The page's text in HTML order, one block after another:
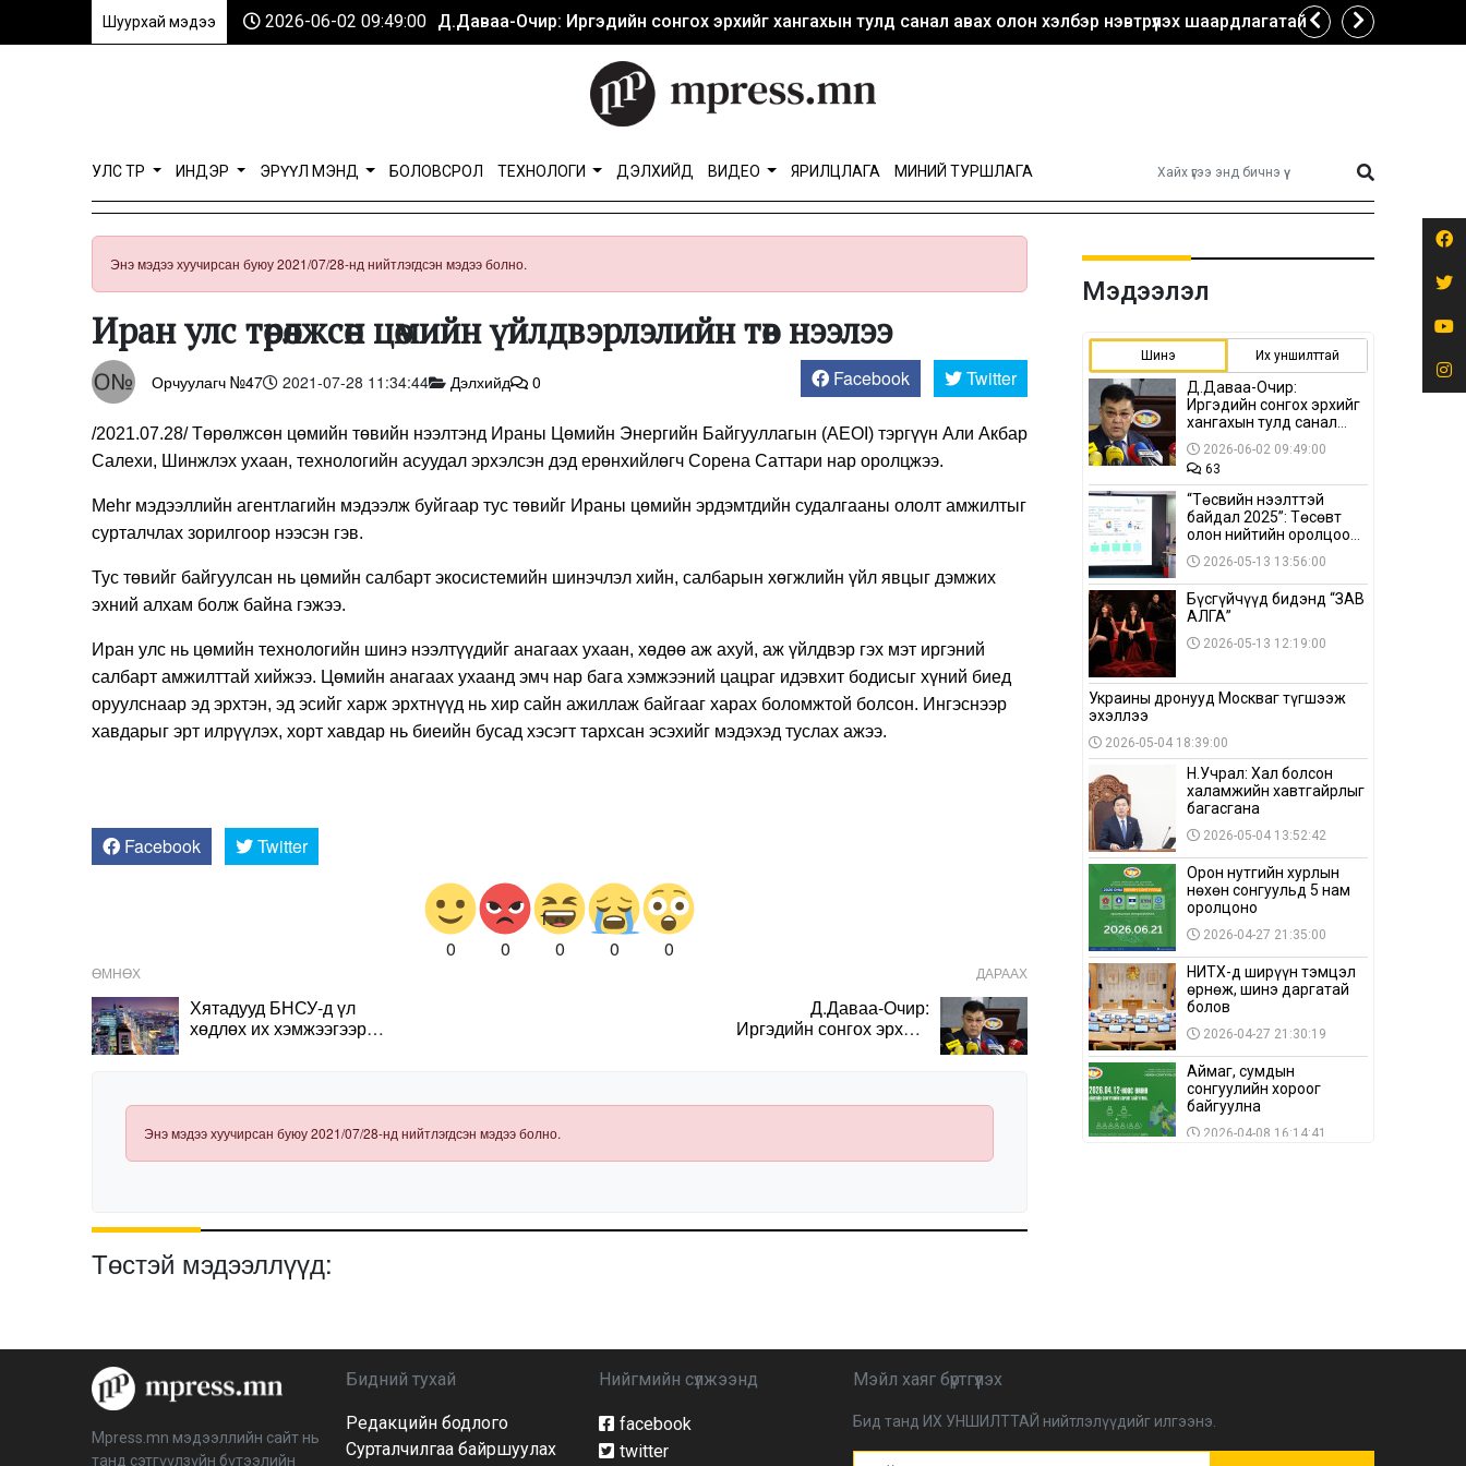
Шуурхай мэдээ 2026-06-02 09:49:00 Д.Даваа-Очир: Иргэдийн сонгох эрхийг хангахын тулд санал авах олон хэлбэр нэвтрүүлэх шаардлагатай
УЛС ТӨР ИНДЭР ЭРҮҮЛ МЭНД БОЛОВСРОЛ ТЕХНОЛОГИ ДЭЛХИЙД ВИДЕО ЯРИЛЦЛАГА МИНИЙ ТУРШЛАГА
Энэ мэдээ хуучирсан буюу 2021/07/28-нд нийтлэгдсэн мэдээ болно.
Иран улс төрөлжсөн цөмийн үйлдвэрлэлийн төв нээлээ
Орчуулагч №47 2021-07-28 11:34:44 Дэлхийд 0 Facebook Twitter
/2021.07.28/ Төрөлжсөн цөмийн төвийн нээлтэнд Ираны Цөмийн Энергийн Байгууллагын (AEOI) тэргүүн Али Акбар
Салехи, Шинжлэх ухаан, технологийн асуудал эрхэлсэн дэд ерөнхийлөгч Сорена Саттари нар оролцжээ.
Mehr мэдээллийн агентлагийн мэдээлж буйгаар тус төвийг Ираны цөмийн эрдэмтдийн судалгааны ололт амжилтыг
сурталчлах зорилгоор нээсэн гэв.
Тус төвийг байгуулсан нь цөмийн салбарт экосистемийн шинэчлэл хийн, салбарын хөгжлийн үйл явцыг дэмжих
эхний алхам болж байна гэжээ.
Иран улс нь цөмийн технологийн шинэ нээлтүүдийг анагаах ухаан, хөдөө аж ахуй, аж үйлдвэр гэх мэт иргэний
салбарт амжилттай хийжээ. Цөмийн анагаах ухаанд эмч нар бага хэмжээний цацраг идэвхит бодисыг хүний биед
оруулснаар эд эрхтэн, эд эсийг харж эрхтнүүд нь хир сайн ажиллаж байгааг харах боломжтой болсон. Ингэснээр
хавдарыг эрт илрүүлэх, хорт хавдар нь биеийн бусад хэсэгт тархсан эсэхийг мэдэхэд туслах ажээ.
Facebook Twitter
0 0 0 0 0
ӨМНӨХ
Хятадууд БНСУ-д үл
хөдлөх их хэмжээгээр
ДАРААХ
Д.Даваа-Очир:
Иргэдийн сонгох эрхийг
шаардлагатай
Энэ мэдээ хуучирсан буюу 2021/07/28-нд нийтлэгдсэн мэдээ болно.
Төстэй мэдээллүүд:
Мэдээлэл
Шинэ Их уншилттай
Д.Даваа-Очир:
Иргэдийн сонгох эрхийг
хангахын тулд санал
авах олон хэлбэр
нэвтрүүлэх
шаардлагатай
2026-06-02 09:49:00
63
“Төсвийн нээлттэй
байдал 2025”: Төсөвт
олон нийтийн оролцоо
бага байна
2026-05-13 13:56:00
Бүсгүйчүүд бидэнд “ЗАВ
АЛГА”
2026-05-13 12:19:00
Украины дронууд Москваг түгшээж
эхэллээ
2026-05-04 18:39:00
Н.Учрал: Хал болсон
халамжийн хавтгайрлыг
багасгана
2026-05-04 13:52:42
Орон нутгийн хурлын
нөхөн сонгуульд 5 нам
оролцоно
2026-04-27 21:35:00
НИТХ-д ширүүн тэмцэл
өрнөж, шинэ даргатай
болов
2026-04-27 21:30:19
Аймаг, сумдын
сонгуулийн хороог
байгуулна
2026-04-08 16:14:41
2026-03-08 16:04:00
14
Mpress.mn мэдээллийн сайт нь
танд сэтгүүлзүйн бүтээлийн
Бидний тухай
Редакцийн бодлого
Сурталчилгаа байршуулах
Нийгмийн сүлжээнд
facebook
twitter
Мэйл хаяг бүртгүүлэх
Бид танд ИХ УНШИЛТТАЙ нийтлэлүүдийг илгээнэ.